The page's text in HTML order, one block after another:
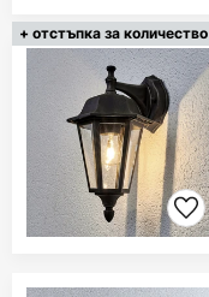
+ отстъпка за количество